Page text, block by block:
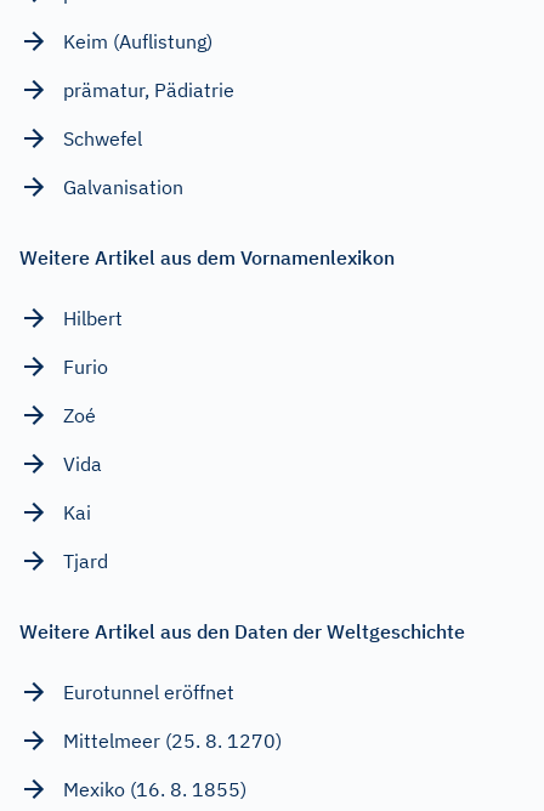
Keim (Auflistung)
prämatur, Pädiatrie
Schwefel
Galvanisation
Weitere Artikel aus dem Vornamenlexikon
Hilbert
Furio
Zoé
Vida
Kai
Tjard
Weitere Artikel aus den Daten der Weltgeschichte
Eurotunnel eröffnet
Mittelmeer (25. 8. 1270)
Mexiko (16. 8. 1855)